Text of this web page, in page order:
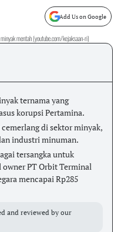
Add Us on Google
mentah (youtube.com/kejaksaan-ri)
ternama yang
korupsi Pertamina.
di sektor minyak,
industri minuman.
tersangka untuk
owner PT Orbit Terminal
mencapai Rp285
and reviewed by our